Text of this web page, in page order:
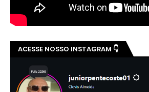
ACESSE NOSSO INSTAGRAM 👇